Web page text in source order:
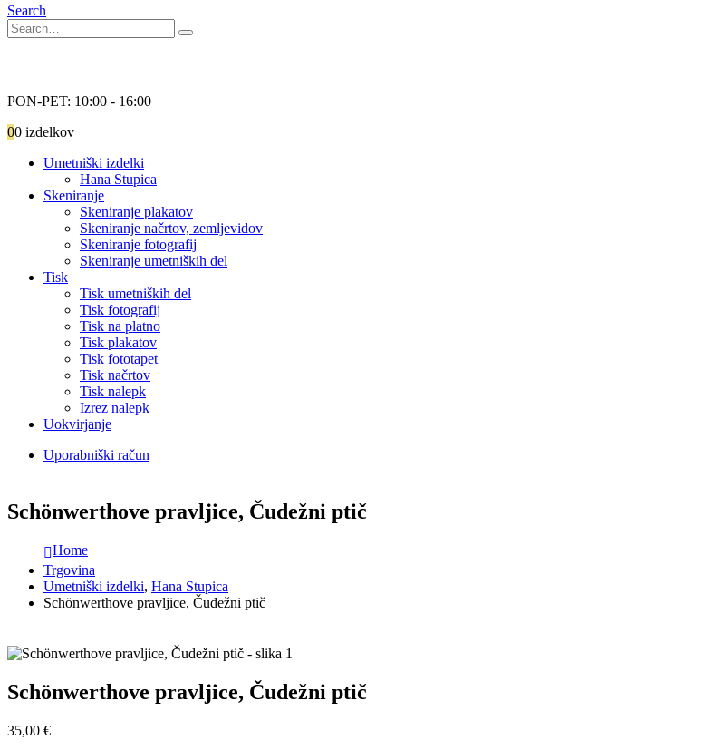
Search
PON-PET: 10:00 - 16:00
00 izdelkov
Umetniški izdelki
Hana Stupica
Skeniranje
Skeniranje plakatov
Skeniranje načrtov, zemljevidov
Skeniranje fotografij
Skeniranje umetniških del
Tisk
Tisk umetniških del
Tisk fotografij
Tisk na platno
Tisk plakatov
Tisk fototapet
Tisk načrtov
Tisk nalepk
Izrez nalepk
Uokvirjanje
Uporabniški račun
Schönwerthove pravljice, Čudežni ptič
Home
Trgovina
Umetniški izdelki, Hana Stupica
Schönwerthove pravljice, Čudežni ptič
Schönwerthove pravljice, Čudežni ptič
35,00 €